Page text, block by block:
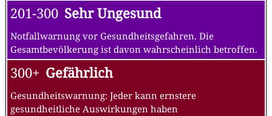
201-300 Sehr Ungesund
Notfallwarnung vor Gesundheitsgefahren. Die
Gesamtbevölkerung ist davon wahrscheinlich betroffen.
300+ Gefährlich
Gesundheitswarnung: Jeder kann ernstere
gesundheitliche Auswirkungen haben